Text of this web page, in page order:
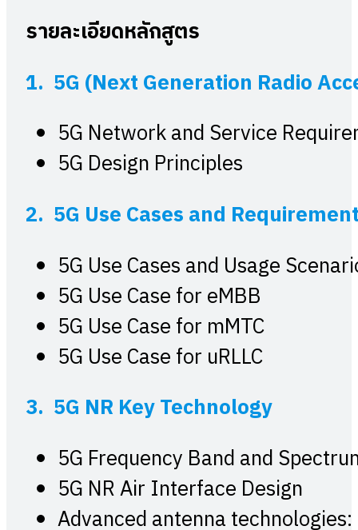
รายละเอียดหลักสูตร
1. 5G (Next Generation Radio
5G Network and Service
5G Design Principles
2. 5G Use Cases and
5G Use Cases and Usage
5G Use Case for eMBB
5G Use Case for mMTC
5G Use Case for uRLLC
3. 5G NR Key Technology
5G Frequency Band and
5G NR Air Interface Design
Advanced antenna